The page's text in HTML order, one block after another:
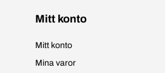
Mitt konto
Mitt konto
Mina varor